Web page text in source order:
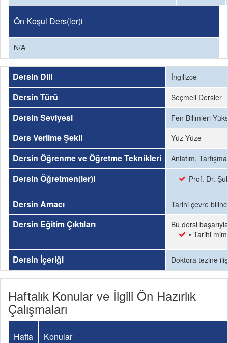
Ön Koşul Ders(ler)i
N/A
Dersin Dili İngilizce
Dersin Türü Seçmeli Dersler
Dersin Seviyesi Fen Bilimleri
Ders Verilme Şekli Yüz Yüze
Dersin Öğrenme ve Öğretme Teknikleri Anlatım,
Dersin Öğretmen(ler)i Prof. Dr.
Dersin Amacı Tarihi çevre
Dersin Eğitim Çıktıları
Bu dersi
• Tarihi
Dersin İçeriği Doktora tezine
Haftalık Konular ve İlgili Ön Hazırlık
Çalışmaları
Hafta Konular